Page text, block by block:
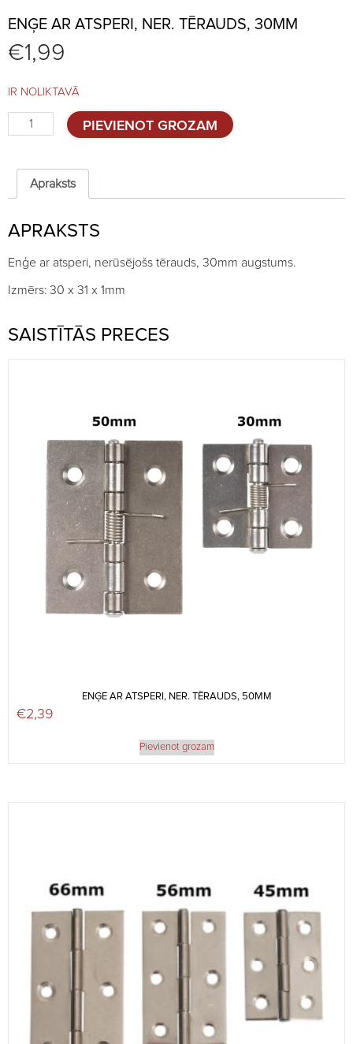
ENĢE AR ATSPERI, NER. TĒRAUDS, 30MM
€1,99
IR NOLIKTAVĀ
Enģe
ar
ner.
tērauds,
30mm
PIEVIENOT GROZAM
Apraksts
APRAKSTS
Enģe ar atsperi, nerūsējošs tērauds, 30mm augstums.
Izmērs: 30 x 31 x 1mm
SAISTĪTĀS PRECES
ENĢE AR ATSPERI, NER. TĒRAUDS, 50MM
€2,39
Pievienot grozam